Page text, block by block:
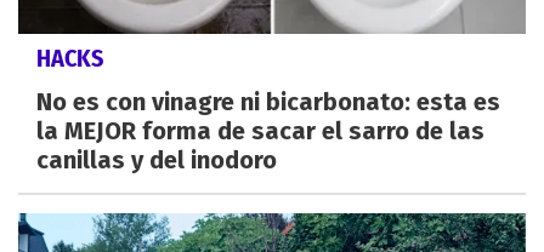
HACKS
No es con vinagre ni bicarbonato: esta es
la MEJOR forma de sacar el sarro de las
canillas y del inodoro